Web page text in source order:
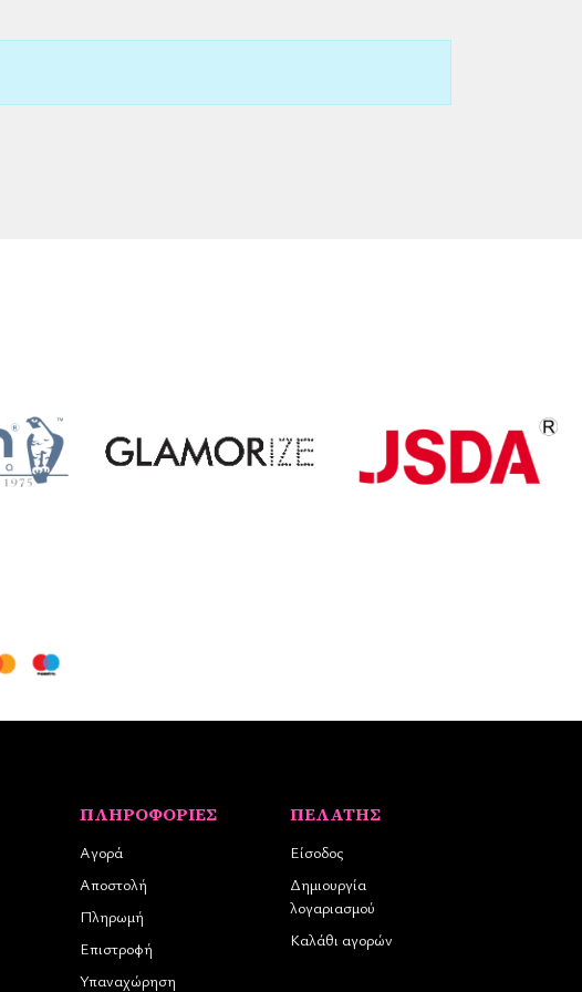
ΠΛΗΡΟΦΟΡΊΕΣ
Αγορά
Αποστολή
Πληρωμή
Επιστροφή
Υπαναχώρηση
ΠΕΛΆΤΗΣ
Είσοδος
Δημιουργία
λογαριασμού
Καλάθι αγορών